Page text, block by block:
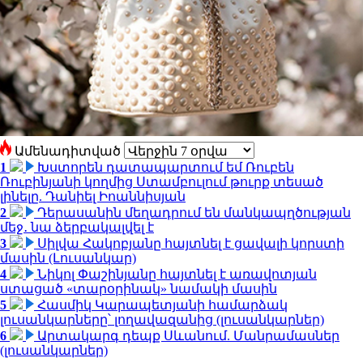
Ամենադիտված
1
Խստորեն դատապարտում եմ Ռուբեն
Ռուբինյանի կողմից Ստամբուլում թուրք տեսած
լինելը. Դանիել Իոաննիսյան
2
Դերասանին մեղադրում են մանկապղծության
մեջ․ նա ձերբակալվել է
3
Սիլվա Հակոբյանը հայտնել է ցավալի կորստի
մասին (Լուսանկար)
4
Նիկոլ Փաշինյանը հայտնել է առավոտյան
ստացած «տարօրինակ» նամակի մասին
5
Հասմիկ Կարապետյանի համարձակ
լուսանկարները՝ լողավազանից (լուսանկարներ)
6
Արտակարգ դեպք Սևանում. Մանրամասներ
(լուսանկարներ)